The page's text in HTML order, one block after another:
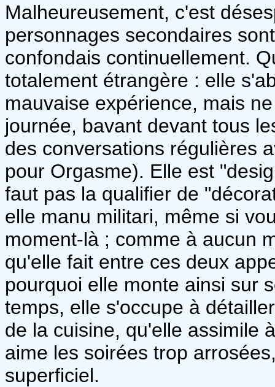
Malheureusement, c'est
personnages secondaires
confondais continuellement.
totalement étrangère : elle
mauvaise expérience, mais
journée, bavant devant tous
des conversations régulières
pour Orgasme). Elle est
faut pas la qualifier de
elle manu militari, même si
moment-là ; comme à aucun
qu'elle fait entre ces deux
pourquoi elle monte ainsi sur
temps, elle s'occupe à
de la cuisine, qu'elle assimile
aime les soirées trop
superficiel.